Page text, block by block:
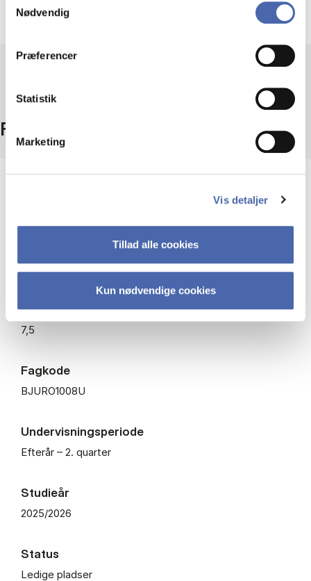
markedsføring. Du bestemmer selv - og kan altid trække
Nødvendig
Præferencer
Statistik
Marketing
Vis detaljer
Tillad alle cookies
Kun nødvendige cookies
Kendskab til grundlæggende mikroøkonomi.
Fakta
Obligatorisk fag
ECTS
7,5
Fagkode
BJURO1008U
Undervisningsperiode
Efterår – 2. quarter
Studieår
2025/2026
Status
Ledige pladser